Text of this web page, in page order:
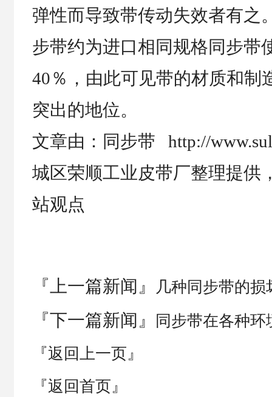
弹性而导致带传动失效者有之
步带约为进口相同规格同步带
40％，由此可见带的材质和制
突出的地位。
文章由：同步带 http://
城区荣顺工业皮带厂整理提供
站观点
『上一篇新闻』 几种同步带的损
『下一篇新闻』
同步带在各种
『返回上一页』
『返回首页』